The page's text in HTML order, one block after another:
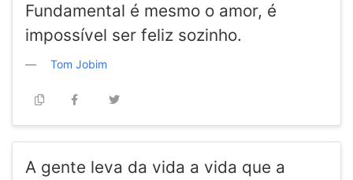
Fundamental é mesmo o amor, é
impossível ser feliz sozinho.
Tom Jobim
A gente leva da vida a vida que a